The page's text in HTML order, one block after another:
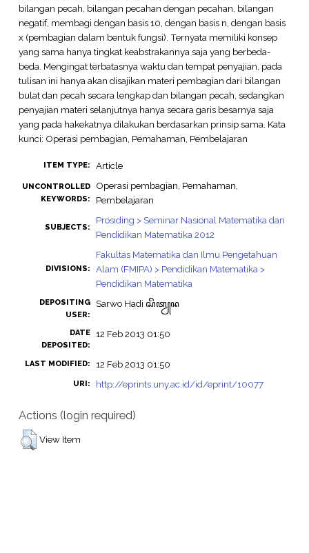
bilangan pecah, bilangan pecahan dengan pecahan, bilangan
negatif, membagi dengan basis 10, dengan basis n, dengan basis
x (pembagian dalam bentuk fungsi). Ternyata memiliki konsep
yang sama hanya tingkat keabstrakannya saja yang berbeda-
beda. Mengingat terbatasnya waktu dan tempat penyajian, pada
tulisan ini hanya akan disajikan materi pembagian dari bilangan
bulat dan pecah secara lengkap dan bilangan pecah, sedangkan
penyajian materi selanjutnya hanya secara garis besarnya saja
yang pada hakekatnya dilakukan berdasarkan prinsip sama. Kata
kunci: Operasi pembagian, Pemahaman, Pembelajaran
ITEM TYPE: Article
UNCONTROLLED
KEYWORDS:
Operasi pembagian, Pemahaman,
Pembelajaran
SUBJECTS:
Prosiding > Seminar Nasional Matematika dan
Pendidikan Matematika 2012
DIVISIONS:
Fakultas Matematika dan Ilmu Pengetahuan
Alam (FMIPA) > Pendidikan Matematika >
Pendidikan Matematika
DEPOSITING
USER:
Sarwo Hadi ꦱꦼꦠꦾꦤ
DATE
DEPOSITED:
12 Feb 2013 01:50
LAST MODIFIED: 12 Feb 2013 01:50
URI: http://eprints.uny.ac.id/id/eprint/10077
Actions (login required)
View Item